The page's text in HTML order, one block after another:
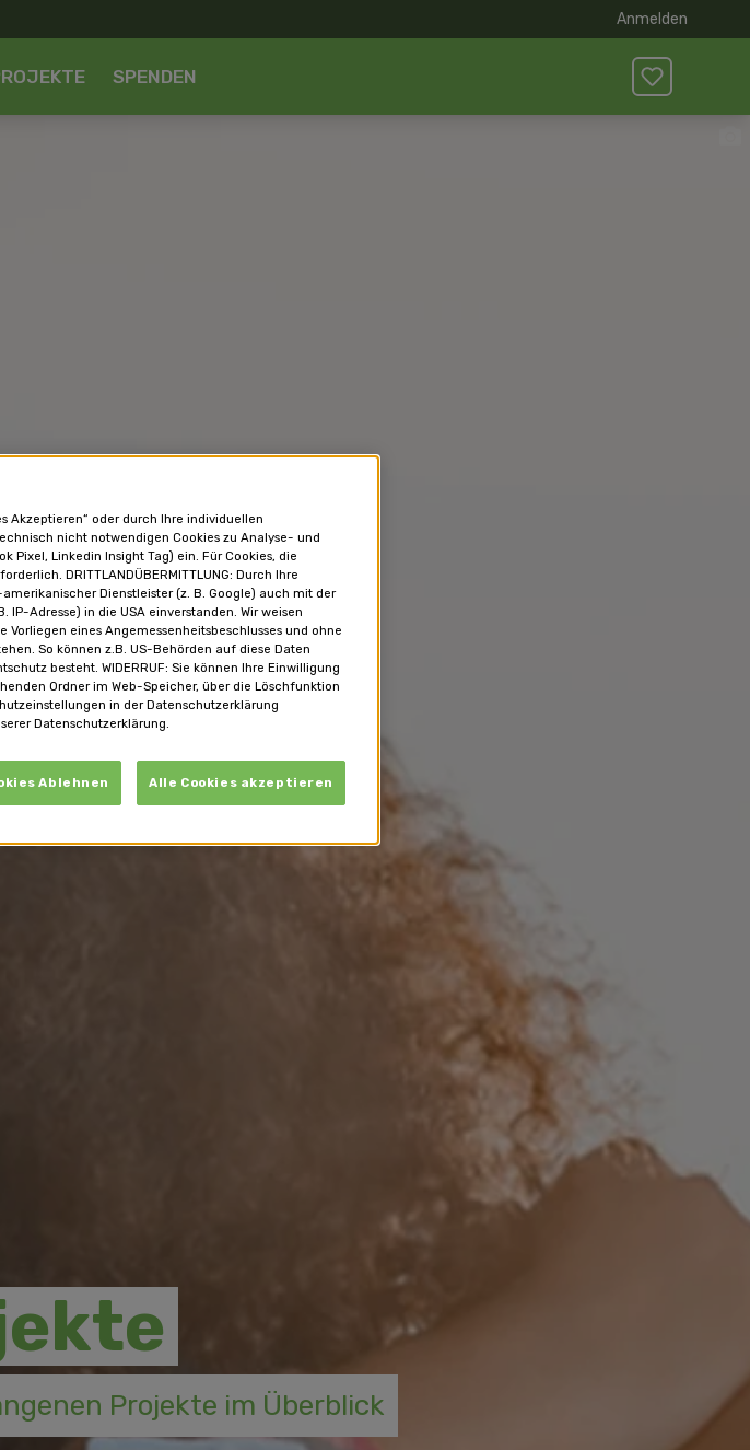
Anmelden
SPENDEN
Projekte im Überblick
Akzeptieren“ oder durch Ihre individuellen
nicht notwendigen Cookies zu Analyse- und
Pixel, Linkedin Insight Tag) ein. Für Cookies, die
DRITTLANDÜBERMITTLUNG: Durch Ihre
Dienstleister (z. B. Google) auch mit der
Adresse) in die USA einverstanden. Wir weisen
eines Angemessenheitsbeschlusses und ohne
So können z.B. US-Behörden auf diese Daten
besteht. WIDERRUF: Sie können Ihre Einwilligung
Ordner im Web-Speicher, über die Löschfunktion
in der Datenschutzerklärung
Datenschutzerklärung.
Ablehnen Alle Cookies akzeptieren